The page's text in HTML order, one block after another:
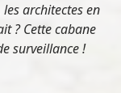
architectes en
? Cette cabane
surveillance !